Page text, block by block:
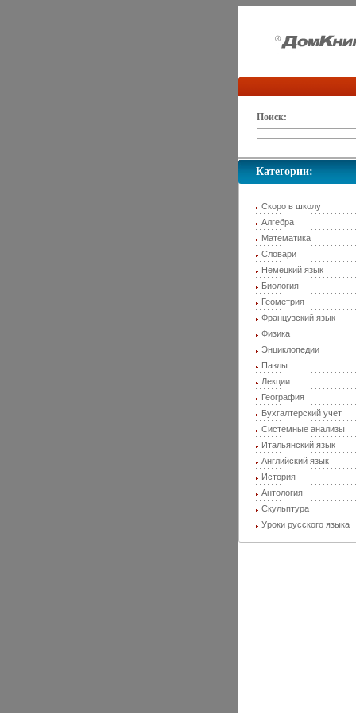
Поиск:
Категории:
Скоро в школу
Алгебра
Математика
Словари
Немецкий язык
Биология
Геометрия
Французский язык
Физика
Энциклопедии
Пазлы
Лекции
География
Бухгалтерский учет
Системные анализы
Итальянский язык
Английский язык
История
Антология
Скульптура
Уроки русского языка